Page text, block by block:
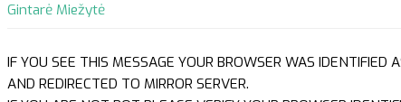
Gintarė Miežytė
IF YOU SEE THIS MESSAGE YOUR BROWSER WAS IDENTIFIED
AND REDIRECTED TO MIRROR SERVER.